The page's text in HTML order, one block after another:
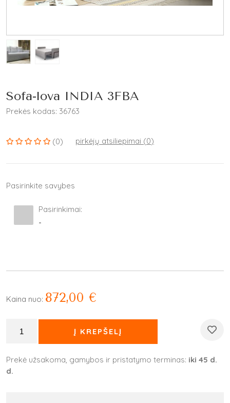
Sofa-lova INDIA 3FBA
Prekės kodas: 36763
(0) pirkėjų atsiliepimai (0)
Pasirinkite savybes
Pasirinkimai:
-
Kaina nuo: 872,00 €
Į KREPŠELĮ
Prekė užsakoma, gamybos ir pristatymo terminas: iki 45 d.
d.